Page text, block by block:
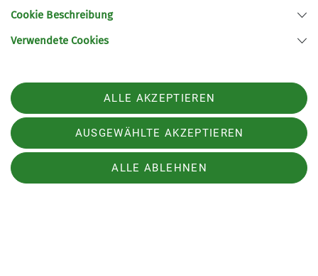
Technik
Organisation
Cookie Beschreibung
Verwendete Cookies
ALLE AKZEPTIEREN
AUSGEWÄHLTE AKZEPTIEREN
ALLE ABLEHNEN